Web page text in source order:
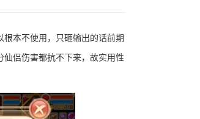
本不使用，只砸输出的话前期
侣伤害都抗不下来，故实用性